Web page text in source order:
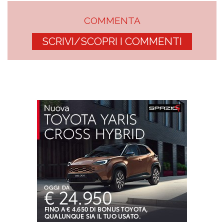
COMMENTA
SCRIVI/SCOPRI I COMMENTI